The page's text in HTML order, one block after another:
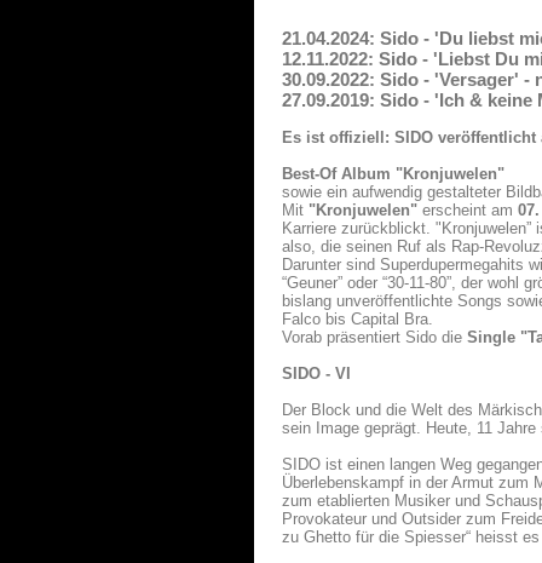
21.04.2024: Sido - 'Du liebst
12.11.2022: Sido - 'Liebst Du
30.09.2022: Sido - 'Versager'
27.09.2019: Sido - 'Ich &
Es ist offiziell: SIDO veröffentlicht
Best-Of Album "Kronjuwelen"
sowie ein aufwendig gestalteter
Mit "Kronjuwelen" erscheint am
Karriere zurückblickt.
also, die seinen Ruf als Rap-
Darunter sind Superdupermegahits
“Geuner” oder “30-11-80”, der
bislang unveröffentlichte Songs
Falco bis Capital Bra.
Vorab präsentiert Sido die Single
SIDO - VI
Der Block und die Welt des
sein Image geprägt. Heute, 11
SIDO ist einen langen Weg
Überlebenskampf in der Armut zum
zum etablierten Musiker und
Provokateur und Outsider zum
zu Ghetto für die Spiesser“ heisst